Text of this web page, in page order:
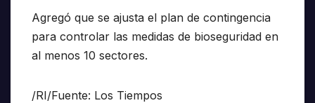
Agregó que se ajusta el plan de contingencia
para controlar las medidas de bioseguridad en
al menos 10 sectores.
/RI/Fuente: Los Tiempos